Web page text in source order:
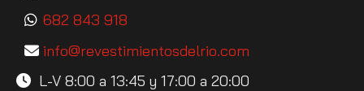
682 843 918
info
revestimientosdelrio.com
L-V 8:00 a 13:45 y 17:00 a 20:00